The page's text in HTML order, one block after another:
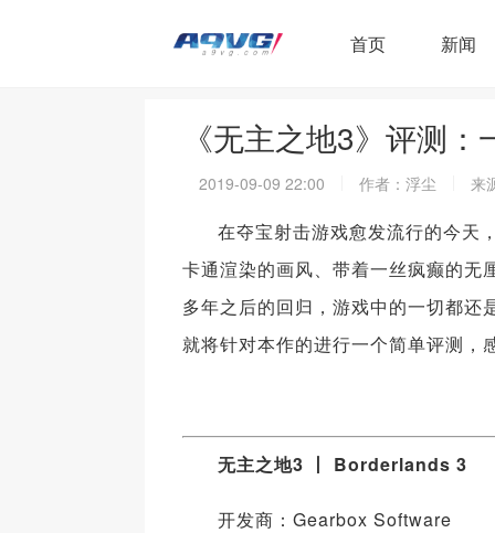
首页 新闻
《无主之地3》评测
2019-09-09 22:00 作者：浮尘 来
在夺宝射击游戏愈发流行的今天
卡通渲染的画风、带着一丝疯癫的无
多年之后的回归，游戏中的一切都
就将针对本作的进行一个简单评测，
无主之地3 丨 Borderlands 3
开发商：Gearbox Software